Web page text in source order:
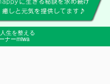
生を整える
ナーmiwa